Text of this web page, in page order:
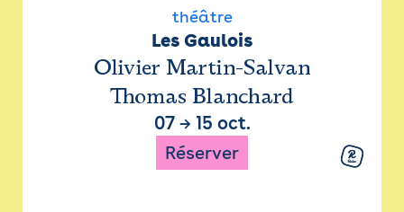
théâtre
Les Gaulois
Olivier Martin-Salvan
Thomas Blanchard
07→ 15 oct.
Réserver